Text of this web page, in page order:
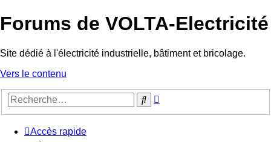
Forums de VOLTA-Electricité
Site dédié à l'électricité industrielle, bâtiment et bricolage.
Vers le contenu
Rechercher
Accès rapide